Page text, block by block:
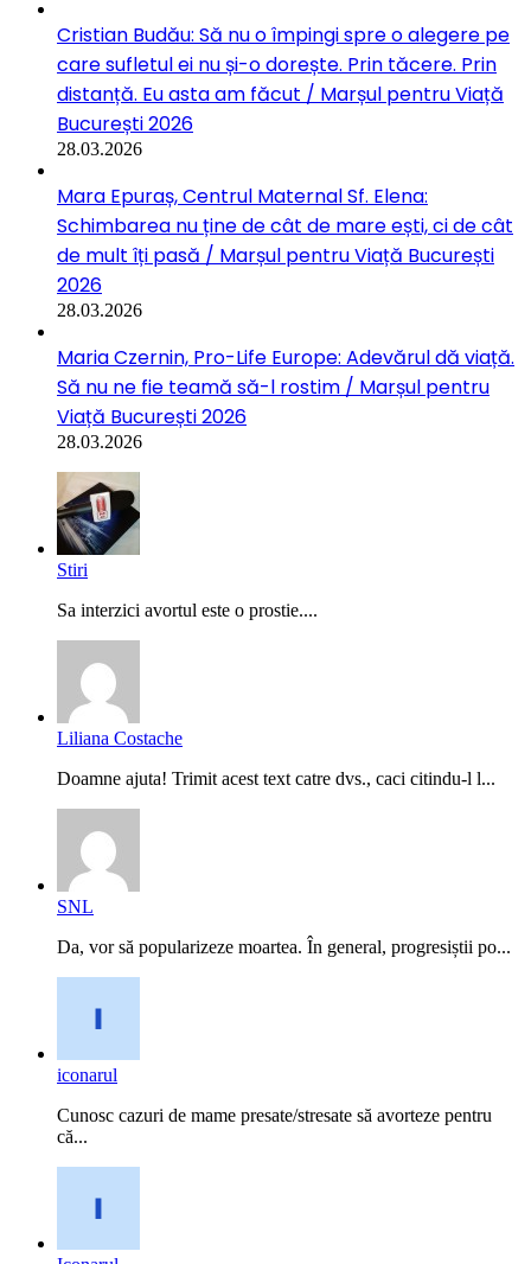
Cristian Budău: Să nu o împingi spre o alegere pe
care sufletul ei nu și-o dorește. Prin tăcere. Prin
distanță. Eu asta am făcut / Marșul pentru Viață
București 2026
28.03.2026
Mara Epuraș, Centrul Maternal Sf. Elena:
Schimbarea nu ține de cât de mare ești, ci de cât
de mult îți pasă / Marșul pentru Viață București
2026
28.03.2026
Maria Czernin, Pro-Life Europe: Adevărul dă viață.
Să nu ne fie teamă să-l rostim / Marșul pentru
Viață București 2026
28.03.2026
Stiri
Sa interzici avortul este o prostie....
Liliana Costache
Doamne ajuta! Trimit acest text catre dvs., caci citindu-l l...
SNL
Da, vor să popularizeze moartea. În general, progresiștii po...
iconarul
Cunosc cazuri de mame presate/stresate să avorteze pentru
că...